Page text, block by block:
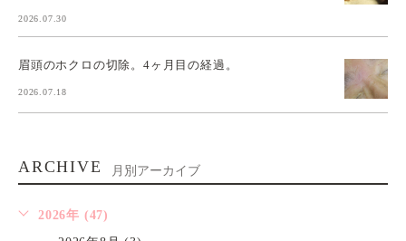
2026.07.30
眉頭のホクロの切除。4ヶ月目の経過。
2026.07.18
ARCHIVE 月別アーカイブ
2026年 (47)